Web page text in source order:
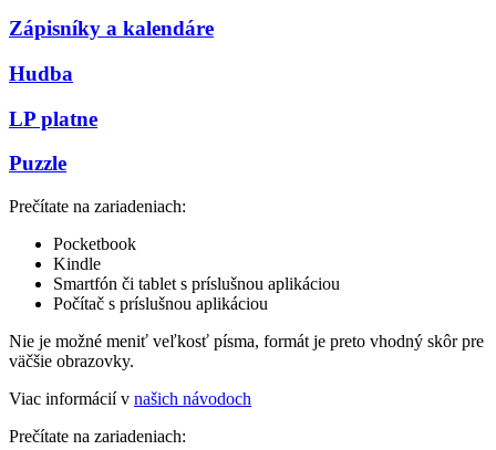
Zápisníky a kalendáre
Hudba
LP platne
Puzzle
Prečítate na zariadeniach:
Pocketbook
Kindle
Smartfón či tablet s príslušnou aplikáciou
Počítač s príslušnou aplikáciou
Nie je možné meniť veľkosť písma, formát je preto vhodný skôr pre
väčšie obrazovky.
Viac informácií v našich návodoch
Prečítate na zariadeniach: